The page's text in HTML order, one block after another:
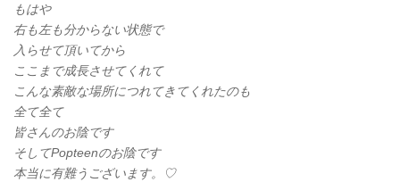
もはや
右も左も分からない状態で
入らせて頂いてから
ここまで成長させてくれて
こんな素敵な場所につれてきてくれたのも
全て全て
皆さんのお陰です
そしてPopteenのお陰です
本当に有難うございます。♡